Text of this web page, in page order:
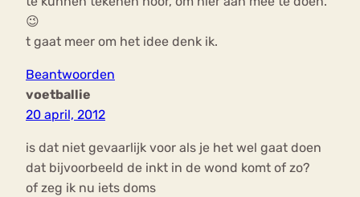
😉
t gaat meer om het idee denk ik.
Beantwoorden
voetballie
20 april, 2012
is dat niet gevaarlijk voor als je het wel gaat doen
dat bijvoorbeeld de inkt in de wond komt of zo?
of zeg ik nu iets doms